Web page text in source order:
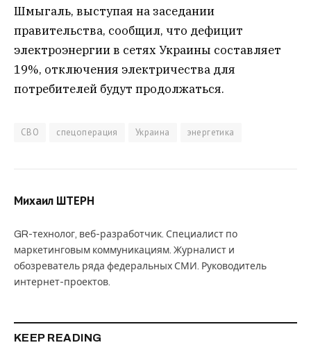
Шмыгаль, выступая на заседании
правительства, сообщил, что дефицит
электроэнергии в сетях Украины составляет
19%, отключения электричества для
потребителей будут продолжаться.
СВО спецоперация Украина энергетика
Михаил ШТЕРН
GR-технолог, веб-разработчик. Специалист по
маркетинговым коммуникациям. Журналист и
обозреватель ряда федеральных СМИ. Руководитель
интернет-проектов.
KEEP READING